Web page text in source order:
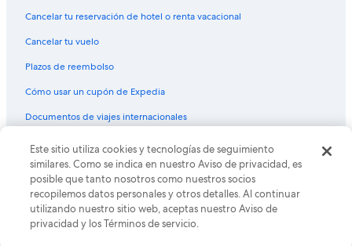
Moteles en St. George
Hoteles cerca de Club de golf Dixie Red Hills
Hoteles cerca de Fiesta Family Fun Center
Casas de ciudad en Washington
Casas vacacionales en Washington
Condominios en Washington
Hoteles de golf en Washington
Cancelar tu reservación de hotel o renta vacacional
Cancelar tu vuelo
Plazos de reembolso
Cómo usar un cupón de Expedia
Documentos de viajes internacionales
© 2026 Expedia, Inc., una empresa de Expedia Group. Todos los
derechos reservados. Expedia y el logo de Expedia son marcas
registradas o marcas comerciales de Expedia, Inc. CST# 2029030-50.
Este sitio utiliza cookies y tecnologías de seguimiento
similares. Como se indica en nuestro Aviso de privacidad, es
posible que tanto nosotros como nuestros socios
recopilemos datos personales y otros detalles. Al continuar
utilizando nuestro sitio web, aceptas nuestro Aviso de
privacidad y los Términos de servicio.